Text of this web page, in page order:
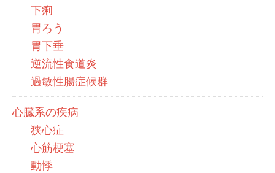
下痢
胃ろう
胃下垂
逆流性食道炎
過敏性腸症候群
心臓系の疾病
狭心症
心筋梗塞
動悸